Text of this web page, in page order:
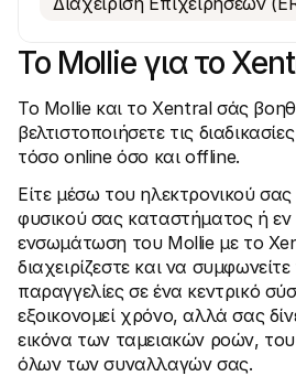
Το Mollie για το
Το Mollie και το Xentral σάς
βελτιστοποιήσετε τις
τόσο online όσο και offline.
Είτε μέσω του ηλεκτρονικού
φυσικού σας καταστήματος ή εν
ενσωμάτωση του Mollie με το
διαχειρίζεστε και να
παραγγελίες σε ένα κεντρικό
εξοικονομεί χρόνο, αλλά σας
εικόνα των ταμειακών ροών,
όλων των συναλλαγών σας.
Τεχνικοί πόροι
Πύλη προγραμματιστών
Ανακαλύψτε πόρους και
Βιβλιοθήκες
Ενσωματώστε το Mollie με έτοιμες
Κοινότητα Discord
Ελάτε στην κοινότητα των
Σχετικά με την Mollie
Τιμολόγηση
Δείτε τις τιμές μας
Σχετικά με εμάς
Μάθετε περισσότερα για την
ιστορία και τις αξίες μας